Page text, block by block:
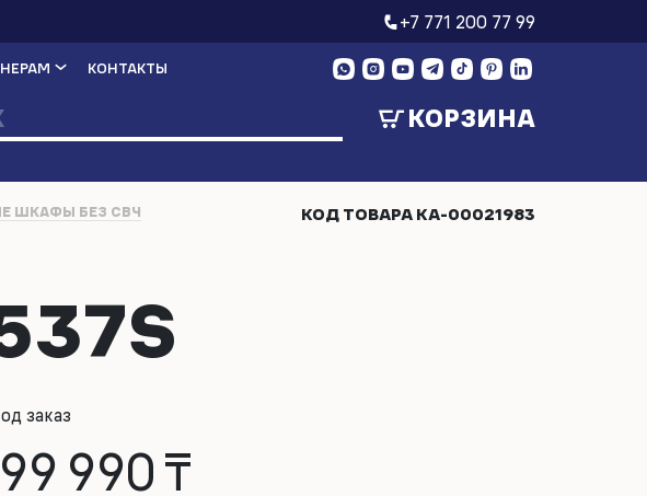
+7 771 200 77 99
КОНТАКТЫ
КОРЗИНА
ШКАФЫ БЕЗ СВЧ КОД ТОВАРА КА-00021983
заказ
990 ₸